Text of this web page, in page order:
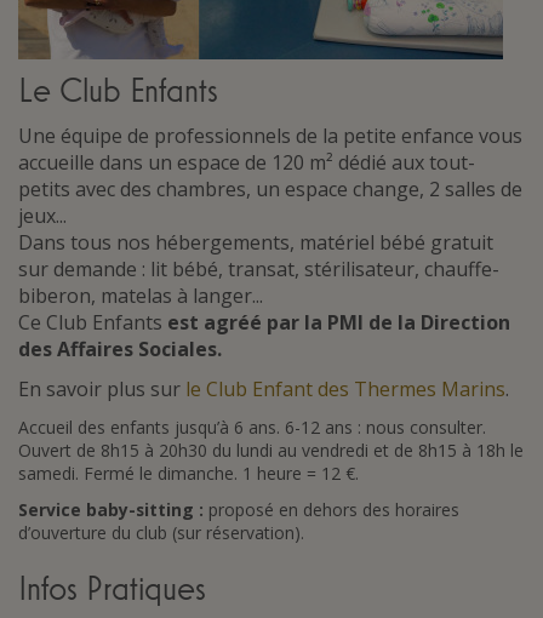
Le Club Enfants
Une équipe de professionnels de la petite enfance vous
accueille dans un espace de 120 m² dédié aux tout-
petits avec des chambres, un espace change, 2 salles de
jeux...
Dans tous nos hébergements, matériel bébé gratuit
sur demande : lit bébé, transat, stérilisateur, chauffe-
biberon, matelas à langer...
Ce Club Enfants est agréé par la PMI de la Direction
des Affaires Sociales.
En savoir plus sur le Club Enfant des Thermes Marins.
Accueil des enfants jusqu’à 6 ans. 6-12 ans : nous consulter.
Ouvert de 8h15 à 20h30 du lundi au vendredi et de 8h15 à 18h le
samedi. Fermé le dimanche. 1 heure = 12 €.
Service baby-sitting : proposé en dehors des horaires
d’ouverture du club (sur réservation).
Infos Pratiques